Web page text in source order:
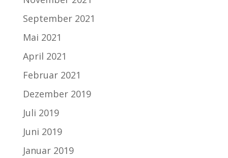
September 2021
Mai 2021
April 2021
Februar 2021
Dezember 2019
Juli 2019
Juni 2019
Januar 2019